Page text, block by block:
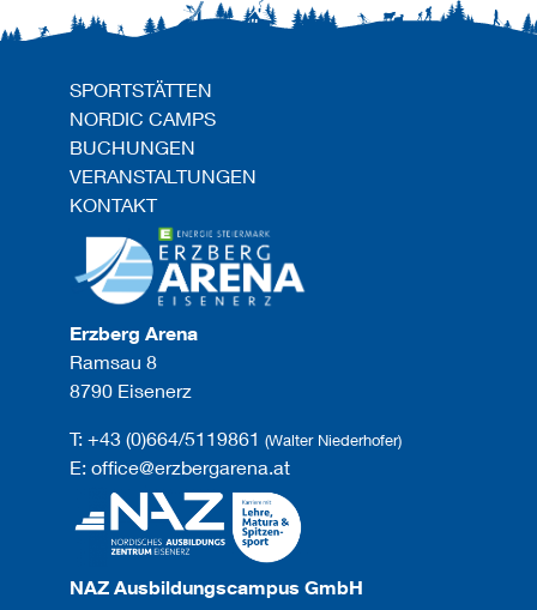
NAZ Ausbildungscampus GmbH
Erzberg Arena
Ramsau 8
8790 Eisenerz
T: +43 (0)664/5119861 (Walter Niederhofer)
E: office@erzbergarena.at
SPORTSTÄTTEN
NORDIC CAMPS
BUCHUNGEN
VERANSTALTUNGEN
KONTAKT